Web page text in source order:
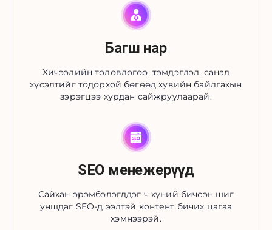
Багш нар
Хичээлийн төлөвлөгөө, тэмдэглэл, санал
хүсэлтийг тодорхой бөгөөд хувийн байлгахын
зэрэгцээ хурдан сайжруулаарай.
SEO менежерүүд
Сайхан эрэмбэлэгддэг ч хүний бичсэн шиг
уншдаг SEO-д ээлтэй контент бичих цагаа
хэмнээрэй.